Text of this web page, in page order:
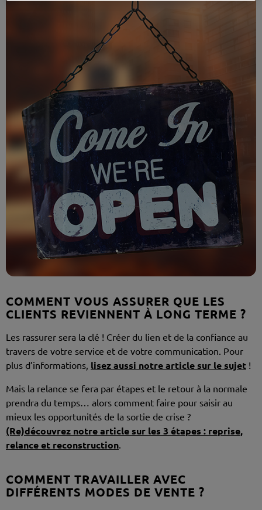
COMMENT VOUS ASSURER QUE LES
CLIENTS REVIENNENT À LONG TERME ?
Les rassurer sera la clé ! Créer du lien et de la confiance au
travers de votre service et de votre communication. Pour
plus d’informations, lisez aussi notre article sur le sujet !
Mais la relance se fera par étapes et le retour à la normale
prendra du temps… alors comment faire pour saisir au
mieux les opportunités de la sortie de crise ?
(Re)découvrez notre article sur les 3 étapes : reprise,
relance et reconstruction.
COMMENT TRAVAILLER AVEC
DIFFÉRENTS MODES DE VENTE ?